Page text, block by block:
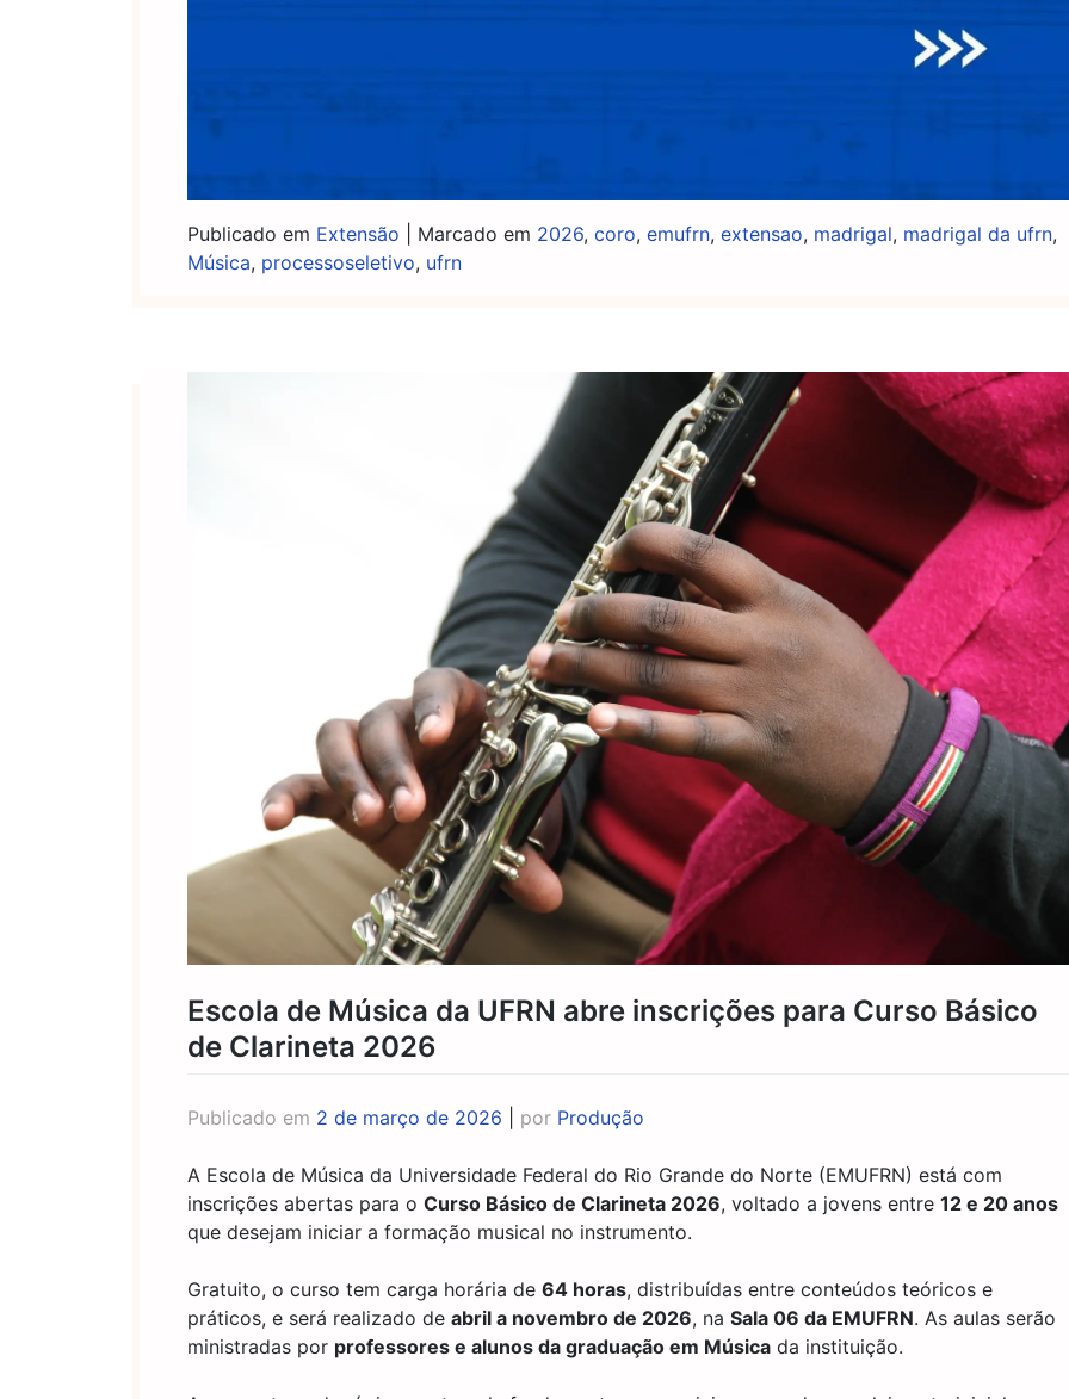
Publicado em Extensão Marcado em 2026, coro, emufrn, extensao, madrigal, madrigal da ufrn,
Música, processoseletivo, ufrn
Escola de Música da UFRN abre inscrições para Curso Básico
de Clarineta 2026
Publicado em 2 de março de 2026 por Produção
A Escola de Música da Universidade Federal do Rio Grande do Norte (EMUFRN) está com
inscrições abertas para o Curso Básico de Clarineta 2026, voltado a jovens entre 12 e 20 anos
que desejam iniciar a formação musical no instrumento.
Gratuito, o curso tem carga horária de 64 horas, distribuídas entre conteúdos teóricos e
práticos, e será realizado de abril a novembro de 2026, na Sala 06 da EMUFRN. As aulas serão
ministradas por professores e alunos da graduação em Música da instituição.